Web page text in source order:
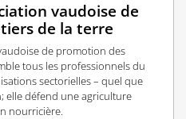
vaudoise de
de la terre
de promotion des
tous les professionnels du
sectorielles – quel que
elle défend une agriculture
nourricière.